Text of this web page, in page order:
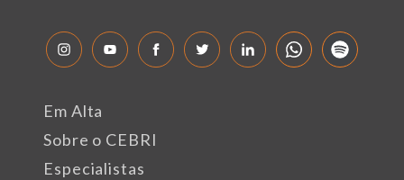
Em Alta
Sobre o CEBRI
Especialistas